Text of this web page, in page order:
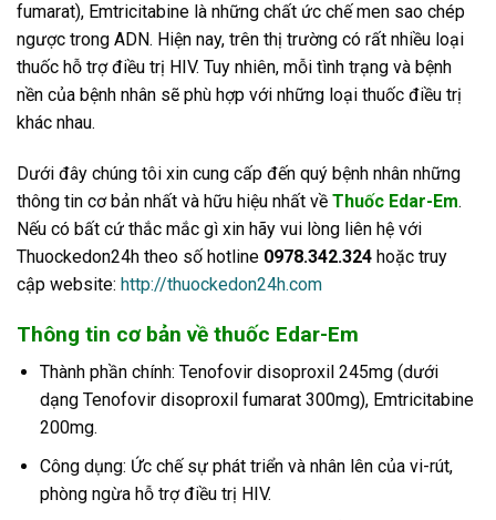
fumarat), Emtricitabine là những chất ức chế men sao chép
ngược trong ADN. Hiện nay, trên thị trường có rất nhiều loại
thuốc hỗ trợ điều trị HIV. Tuy nhiên, mỗi tình trạng và bệnh
nền của bệnh nhân sẽ phù hợp với những loại thuốc điều trị
khác nhau.
Dưới đây chúng tôi xin cung cấp đến quý bệnh nhân những
thông tin cơ bản nhất và hữu hiệu nhất về Thuốc Edar-Em.
Nếu có bất cứ thắc mắc gì xin hãy vui lòng liên hệ với
Thuockedon24h theo số hotline 0978.342.324 hoặc truy
cập website: http://thuockedon24h.com
Thông tin cơ bản về thuốc Edar-Em
Thành phần chính: Tenofovir disoproxil 245mg (dưới
dạng Tenofovir disoproxil fumarat 300mg), Emtricitabine
200mg.
Công dụng: Ức chế sự phát triển và nhân lên của vi-rút,
phòng ngừa hỗ trợ điều trị HIV.